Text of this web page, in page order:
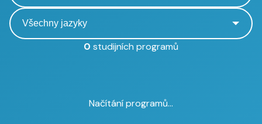
0 studijních programů
Načítání programů...